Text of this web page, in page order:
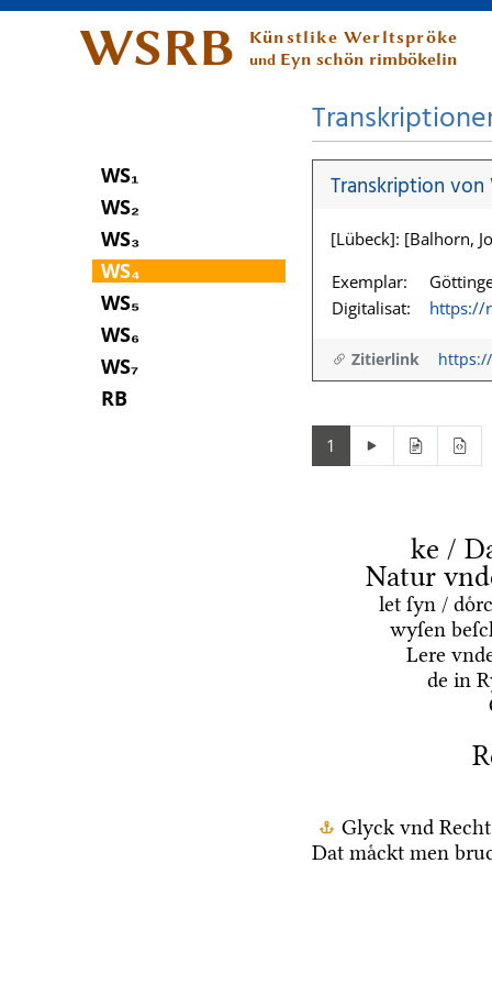
WSRB Künstlike Werltspröke
und Eyn schön rimbökelin
WS₁
WS₂
WS₃
WS₄
WS₅
WS₆
WS₇
RB
Transkription von
[Lübeck]: [Balhorn,
Exemplar:
Digitalisat:
https://
Zitierlink
1
ke /
Natur
let ſyn /
wyſen
Lere
de in
Glyck vnd
Dat maͤckt men